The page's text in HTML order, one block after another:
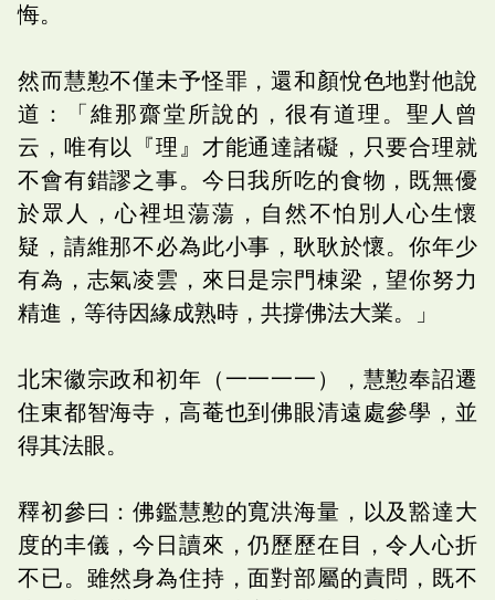
悔。
然而慧懃不僅未予怪罪，還和顏悅色地對他說
道：「維那齋堂所說的，很有道理。聖人曾
云，唯有以『理』才能通達諸礙，只要合理就
不會有錯謬之事。今日我所吃的食物，既無優
於眾人，心裡坦蕩蕩，自然不怕別人心生懷
疑，請維那不必為此小事，耿耿於懷。你年少
有為，志氣凌雲，來日是宗門棟梁，望你努力
精進，等待因緣成熟時，共撐佛法大業。」
北宋徽宗政和初年（一一一一），慧懃奉詔遷
住東都智海寺，高菴也到佛眼清遠處參學，並
得其法眼。
釋初參曰：佛鑑慧懃的寬洪海量，以及豁達大
度的丰儀，今日讀來，仍歷歷在目，令人心折
不已。雖然身為住持，面對部屬的責問，既不